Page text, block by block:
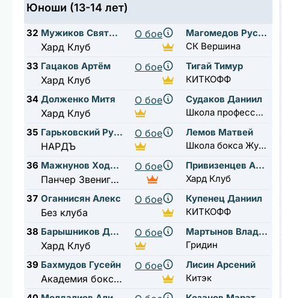
Юноши (13-14 лет)
32 Мужиков Святослав
Хард Клуб
О бое
Магомедов Руслан
СК Вершина
33 Гацаков Артём
Хард Клуб
О бое
Тигай Тимур
КИТКОФФ
34 Долженко Митя
Хард Клуб
О бое
Судаков Даниил
Школа профессионального бокса А.Н. Ткаченко
35
Гарьковский Руслан
НАРДЪ
О бое
Лемов Матвей
Школа бокса Жуковский
36
Мажнунов Ходжиакбар
Панчер Звенигород
О бое
Привизенцев Артём
Хард Клуб
37 Оганнисян Алекс
Без клуба
О бое
Купенец Даниил
КИТКОФФ
38
Барышников Данила
Хард Клуб
О бое
Мартынов Владимир
Гридин
39 Бахмудов Гусейн
Академия бокса мытищи 1
О бое
Лисин Арсений
Китэк